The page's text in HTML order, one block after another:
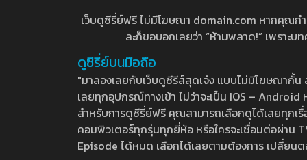
เว็บดูซีรี่ย์ฟรี ไม่มีโฆษณา domain.com หากคุณก
ละก็ขอบอกเลยว่า “ห้ามพลาด!” เพราะ
ดูซีรี่ย์บนมือถือ
"มาลองเลยกับเว็บดูซีรีส์สุดเจ๋ง แบบไม่มีโฆษณากั้
เลยทุกอุปกรณ์ทางเข้า ไม่ว่าจะเป็น IOS –
สำหรับการดูซีรี่ย์ฟรี คุณสามารถเลือกดูได้เลยทุกเ
คอมพิวเตอร์ทุกรุ่นทุกยี่ห้อ หรือใครจะเชื่อมต่อผ่าน
Episode ได้หมด เลือกได้เลยตามต้องการ เปลี่ยน